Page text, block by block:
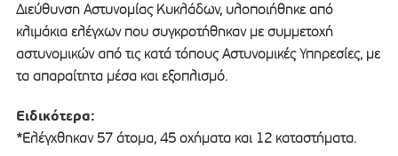
Διεύθυνση Αστυνομίας Κυκλάδων, υλοποιήθηκε από
κλιμάκια ελέγχων που συγκροτήθηκαν με συμμετοχή
αστυνομικών από τις κατά τόπους Αστυνομικές Υπηρεσίες, με
τα απαραίτητα μέσα και εξοπλισμό.
Ειδικότερα:
*Ελέγχθηκαν 57 άτομα, 45 οχήματα και 12 καταστήματα.